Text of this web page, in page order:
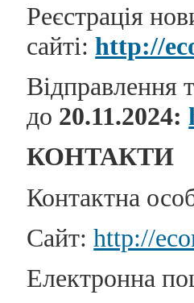
Реєстрація
сайті:http://
Відправлення
до 20.11.2024:
КОНТАКТИ
Контактна
Сайт:http://
Електронна